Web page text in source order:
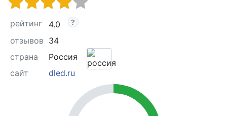
рейтинг
4.0
отзывов 34
страна
Россия
сайт
dled.ru